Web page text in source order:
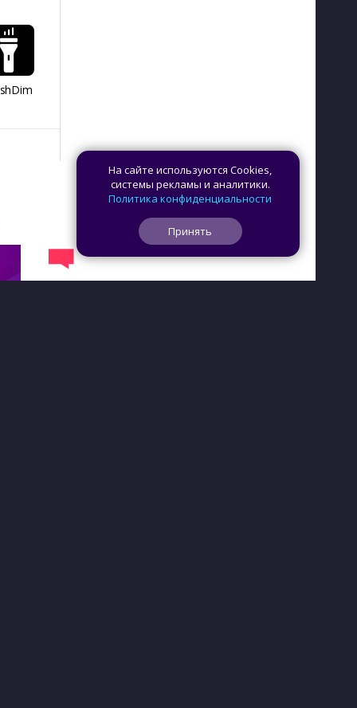
На сайте используются Cookies,
системы рекламы и аналитики.
Политика конфиденциальности
Принять